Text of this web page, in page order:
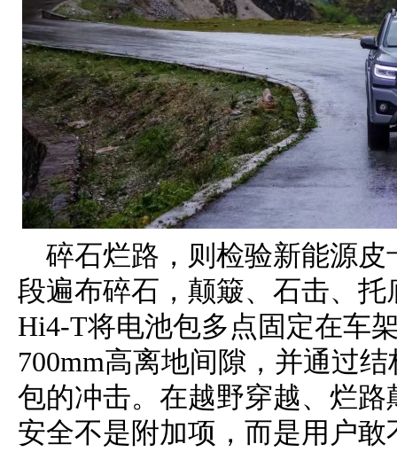
碎石烂路，则检验新能源
段遍布碎石，颠簸、石击、
Hi4-T将电池包多点固定在车
700mm高离地间隙，并通过
包的冲击。在越野穿越、烂
安全不是附加项，而是用户